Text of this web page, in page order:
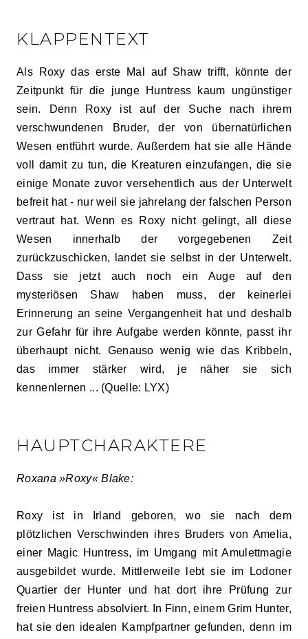
KLAPPENTEXT
Als Roxy das erste Mal auf Shaw trifft, könnte der
Zeitpunkt für die junge Huntress kaum ungünstiger
sein. Denn Roxy ist auf der Suche nach ihrem
verschwundenen Bruder, der von übernatürlichen
Wesen entführt wurde. Außerdem hat sie alle Hände
voll damit zu tun, die Kreaturen einzufangen, die sie
einige Monate zuvor versehentlich aus der Unterwelt
befreit hat - nur weil sie jahrelang der falschen Person
vertraut hat. Wenn es Roxy nicht gelingt, all diese
Wesen innerhalb der vorgegebenen Zeit
zurückzuschicken, landet sie selbst in der Unterwelt.
Dass sie jetzt auch noch ein Auge auf den
mysteriösen Shaw haben muss, der keinerlei
Erinnerung an seine Vergangenheit hat und deshalb
zur Gefahr für ihre Aufgabe werden könnte, passt ihr
überhaupt nicht. Genauso wenig wie das Kribbeln,
das immer stärker wird, je näher sie sich
kennenlernen ... (Quelle: LYX)
HAUPTCHARAKTERE
Roxana »Roxy« Blake:
Roxy ist in Irland geboren, wo sie nach dem
plötzlichen Verschwinden ihres Bruders von Amelia,
einer Magic Huntress, im Umgang mit Amulettmagie
ausgebildet wurde. Mittlerweile lebt sie im Lodoner
Quartier der Hunter und hat dort ihre Prüfung zur
freien Huntress absolviert. In Finn, einem Grim Hunter,
hat sie den idealen Kampfpartner gefunden, denn im